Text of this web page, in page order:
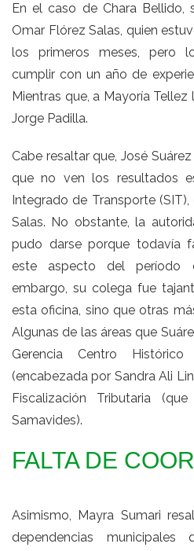
En el caso de Chara Bellido,
Omar Flórez Salas, quien
los primeros meses, pero
cumplir con un año de
Mientras que, a Mayoría
Jorge Padilla.
Cabe resaltar que, José
que no ven los resultados
Integrado de Transporte
Salas. No obstante, la
pudo darse porque todavía
este aspecto del período
embargo, su colega fue
esta oficina, sino que otras
Algunas de las áreas que
Gerencia Centro
(encabezada por Sandra Ali
Fiscalización Tributaria
Samavides).
FALTA DE
Asimismo, Mayra Sumari
dependencias